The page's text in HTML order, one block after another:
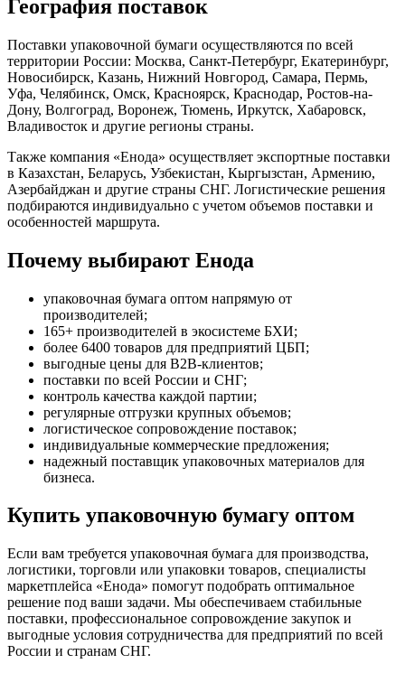
География поставок
Поставки упаковочной бумаги осуществляются по всей
территории России: Москва, Санкт-Петербург, Екатеринбург,
Новосибирск, Казань, Нижний Новгород, Самара, Пермь,
Уфа, Челябинск, Омск, Красноярск, Краснодар, Ростов-на-
Дону, Волгоград, Воронеж, Тюмень, Иркутск, Хабаровск,
Владивосток и другие регионы страны.
Также компания «Енода» осуществляет экспортные поставки
в Казахстан, Беларусь, Узбекистан, Кыргызстан, Армению,
Азербайджан и другие страны СНГ. Логистические решения
подбираются индивидуально с учетом объемов поставки и
особенностей маршрута.
Почему выбирают Енода
упаковочная бумага оптом напрямую от
производителей;
165+ производителей в экосистеме БХИ;
более 6400 товаров для предприятий ЦБП;
выгодные цены для B2B-клиентов;
поставки по всей России и СНГ;
контроль качества каждой партии;
регулярные отгрузки крупных объемов;
логистическое сопровождение поставок;
индивидуальные коммерческие предложения;
надежный поставщик упаковочных материалов для
бизнеса.
Купить упаковочную бумагу оптом
Если вам требуется упаковочная бумага для производства,
логистики, торговли или упаковки товаров, специалисты
маркетплейса «Енода» помогут подобрать оптимальное
решение под ваши задачи. Мы обеспечиваем стабильные
поставки, профессиональное сопровождение закупок и
выгодные условия сотрудничества для предприятий по всей
России и странам СНГ.